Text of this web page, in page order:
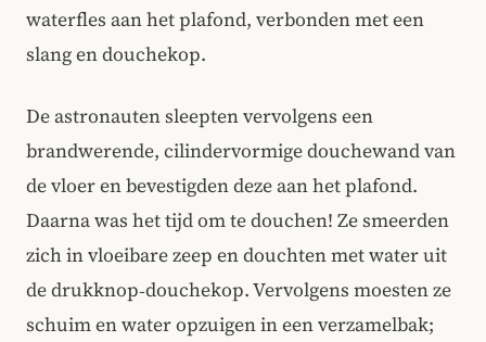
waterfles aan het plafond, verbonden met een
slang en douchekop.
De astronauten sleepten vervolgens een
brandwerende, cilindervormige douchewand van
de vloer en bevestigden deze aan het plafond.
Daarna was het tijd om te douchen! Ze smeerden
zich in vloeibare zeep en douchten met water uit
de drukknop‑douchekop. Vervolgens moesten ze
schuim en water opzuigen in een verzamelbak;